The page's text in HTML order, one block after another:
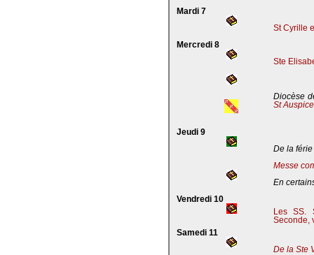
Mardi 7
St Cyrille
Mercredi 8
Ste
Diocèse
St
Jeudi 9
De la férie
Messe
En
Vendredi 10
Les SS.
Seconde,
Samedi 11
De la Ste